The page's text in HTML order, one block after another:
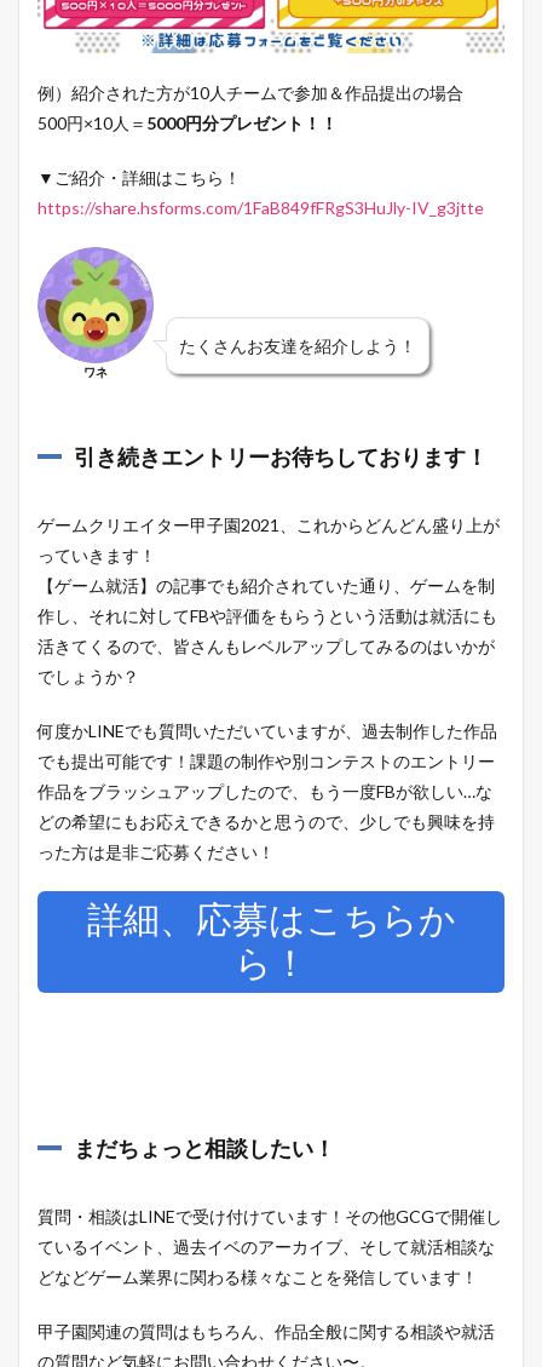
例）紹介された方が10人チームで参加＆作品提出の場合
500円×10人＝ 5000円分プレゼント！！
▼ご紹介・詳細はこちら！
https://share.hsforms.com/1FaB849fFRgS3HuJly-IV_g3jtte
ワネ
たくさんお友達を紹介しよう！
引き続きエントリーお待ちしております！
ゲームクリエイター甲子園2021、これからどんどん盛り上が
っていきます！
【ゲーム就活】の記事でも紹介されていた通り、ゲームを制
作し、それに対してFBや評価をもらうという活動は就活にも
活きてくるので、皆さんもレベルアップしてみるのはいかが
でしょうか？
何度かLINEでも質問いただいていますが、過去制作した作品
でも提出可能です！課題の制作や別コンテストのエントリー
作品をブラッシュアップしたので、もう一度FBが欲しい…な
どの希望にもお応えできるかと思うので、少しでも興味を持
った方は是非ご応募ください！
詳細、応募はこちらか
ら！
まだちょっと相談したい！
質問・相談はLINEで受け付けています！その他GCGで開催し
ているイベント、過去イベのアーカイブ、そして就活相談な
どなどゲーム業界に関わる様々なことを発信しています！
甲子園関連の質問はもちろん、作品全般に関する相談や就活
の質問など気軽にお問い合わせください〜。